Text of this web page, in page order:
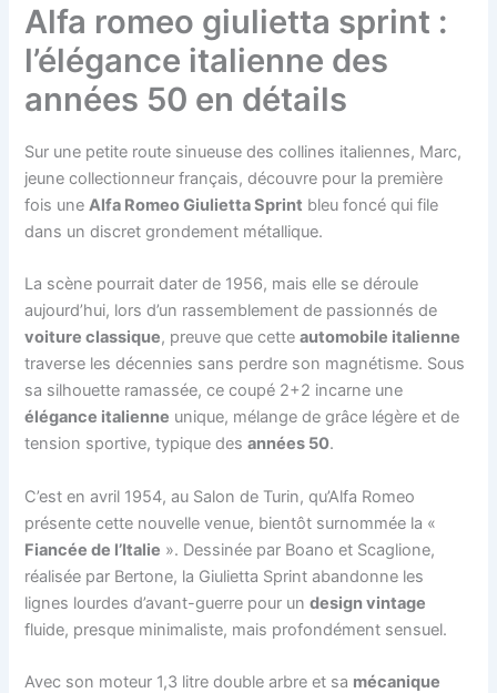
Alfa romeo giulietta sprint :
l’élégance italienne des
années 50 en détails
Sur une petite route sinueuse des collines italiennes, Marc,
jeune collectionneur français, découvre pour la première
fois uneAlfa Romeo Giulietta Sprint bleu foncé qui file
dans un discret grondement métallique.
La scène pourrait dater de 1956, mais elle se déroule
aujourd’hui, lors d’un rassemblement de passionnés de
voiture classique, preuve que cetteautomobile italienne
traverse les décennies sans perdre son magnétisme. Sous
sa silhouette ramassée, ce coupé 2+2 incarne une
élégance italienne unique, mélange de grâce légère et de
tension sportive, typique desannées 50.
C’est en avril 1954, au Salon de Turin, qu’Alfa Romeo
présente cette nouvelle venue, bientôt surnommée la «
Fiancée de l’Italie ». Dessinée par Boano et Scaglione,
réalisée par Bertone, la Giulietta Sprint abandonne les
lignes lourdes d’avant-guerre pour undesign vintage
fluide, presque minimaliste, mais profondément sensuel.
Avec son moteur 1,3 litre double arbre et sa mécanique